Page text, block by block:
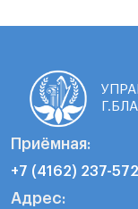
Приёмная:
+7 (4162) 237-572
Адрес: